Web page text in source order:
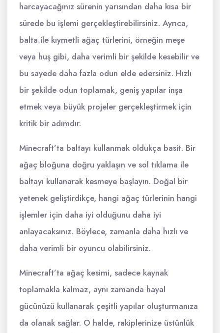
harcayacağınız sürenin yarısından daha kısa bir
sürede bu işlemi gerçekleştirebilirsiniz. Ayrıca,
balta ile kıymetli ağaç türlerini, örneğin meşe
veya huş gibi, daha verimli bir şekilde kesebilir ve
bu sayede daha fazla odun elde edersiniz. Hızlı
bir şekilde odun toplamak, geniş yapılar inşa
etmek veya büyük projeler gerçekleştirmek için
kritik bir adımdır.
Minecraft’ta baltayı kullanmak oldukça basit. Bir
ağaç bloğuna doğru yaklaşın ve sol tıklama ile
baltayı kullanarak kesmeye başlayın. Doğal bir
yetenek geliştirdikçe, hangi ağaç türlerinin hangi
işlemler için daha iyi olduğunu daha iyi
anlayacaksınız. Böylece, zamanla daha hızlı ve
daha verimli bir oyuncu olabilirsiniz.
Minecraft’ta ağaç kesimi, sadece kaynak
toplamakla kalmaz, aynı zamanda hayal
gücünüzü kullanarak çeşitli yapılar oluşturmanıza
da olanak sağlar. O halde, rakiplerinize üstünlük